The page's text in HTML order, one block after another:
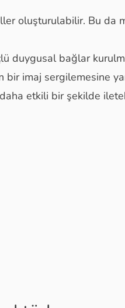
oluşturulabilir. Bu da
duygusal bağlar
imaj sergilemesine
daha etkili bir şekilde